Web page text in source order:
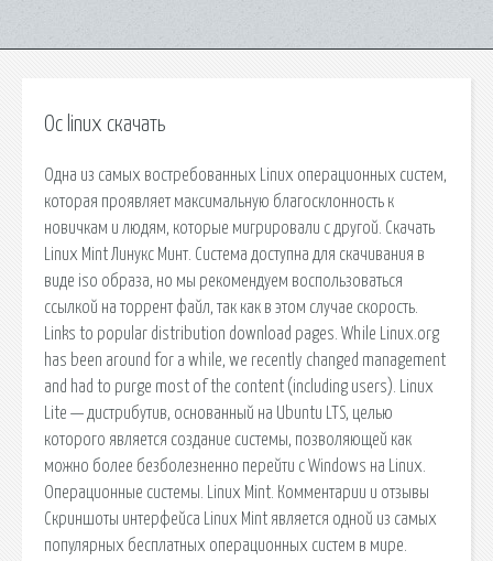
Ос linux скачать
Одна из самых востребованных Linux операционных систем,
которая проявляет максимальную благосклонность к
новичкам и людям, которые мигрировали с другой. Скачать
Linux Mint Линукс Минт. Система доступна для скачивания в
виде iso образа, но мы рекомендуем воспользоваться
ссылкой на торрент файл, так как в этом случае скорость.
Links to popular distribution download pages. While Linux.org
has been around for a while, we recently changed management
and had to purge most of the content (including users). Linux
Lite — дистрибутив, основанный на Ubuntu LTS, целью
которого является создание системы, позволяющей как
можно более безболезненно перейти с Windows на Linux.
Операционные системы. Linux Mint. Комментарии и отзывы
Скриншоты интерфейса Linux Mint является одной из самых
популярных бесплатных операционных систем в мире.